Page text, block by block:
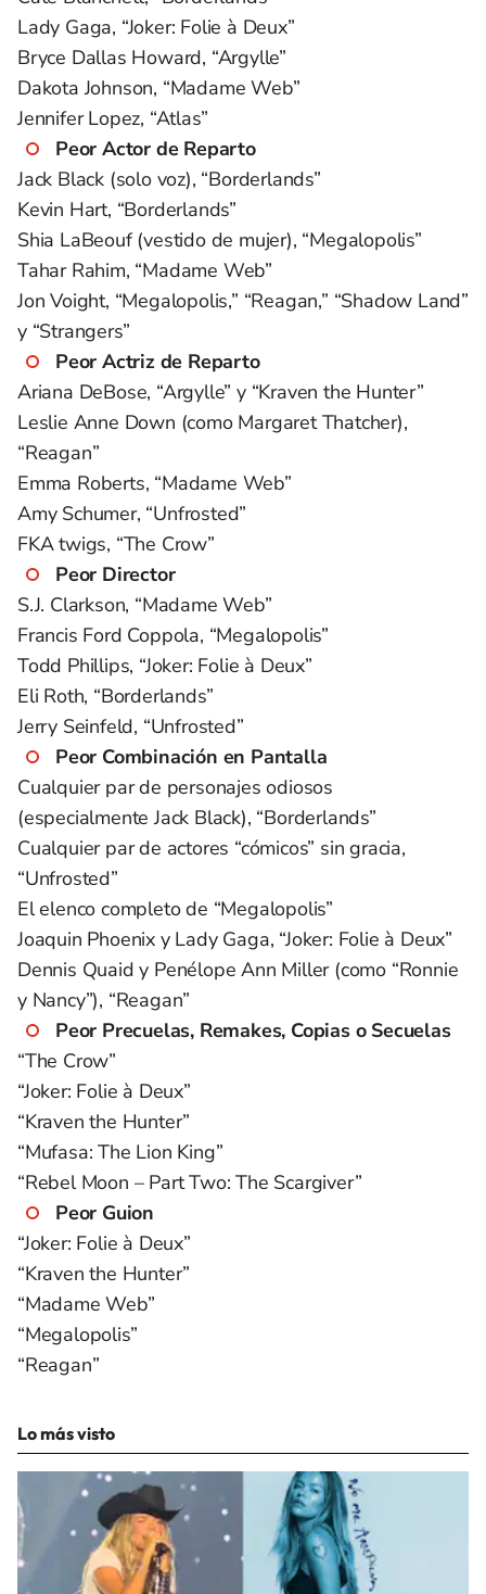
Lady Gaga, “Joker: Folie à Deux”
Bryce Dallas Howard, “Argylle”
Dakota Johnson, “Madame Web”
Jennifer Lopez, “Atlas”
Peor Actor de Reparto
Jack Black (solo voz), “Borderlands”
Kevin Hart, “Borderlands”
Shia LaBeouf (vestido de mujer), “Megalopolis”
Tahar Rahim, “Madame Web”
Jon Voight, “Megalopolis,” “Reagan,” “Shadow Land”
y “Strangers”
Peor Actriz de Reparto
Ariana DeBose, “Argylle” y “Kraven the Hunter”
Leslie Anne Down (como Margaret Thatcher),
“Reagan”
Emma Roberts, “Madame Web”
Amy Schumer, “Unfrosted”
FKA twigs, “The Crow”
Peor Director
S.J. Clarkson, “Madame Web”
Francis Ford Coppola, “Megalopolis”
Todd Phillips, “Joker: Folie à Deux”
Eli Roth, “Borderlands”
Jerry Seinfeld, “Unfrosted”
Peor Combinación en Pantalla
Cualquier par de personajes odiosos
(especialmente Jack Black), “Borderlands”
Cualquier par de actores “cómicos” sin gracia,
“Unfrosted”
El elenco completo de “Megalopolis”
Joaquin Phoenix y Lady Gaga, “Joker: Folie à Deux”
Dennis Quaid y Penélope Ann Miller (como “Ronnie
y Nancy”), “Reagan”
Peor Precuelas, Remakes, Copias o Secuelas
“The Crow”
“Joker: Folie à Deux”
“Kraven the Hunter”
“Mufasa: The Lion King”
“Rebel Moon – Part Two: The Scargiver”
Peor Guion
“Joker: Folie à Deux”
“Kraven the Hunter”
“Madame Web”
“Megalopolis”
“Reagan”
Lo más visto